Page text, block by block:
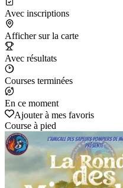
Avec inscriptions
Afficher sur la carte
Avec résultats
Courses terminées
En ce moment
Ajouter à mes favoris
Course à pied